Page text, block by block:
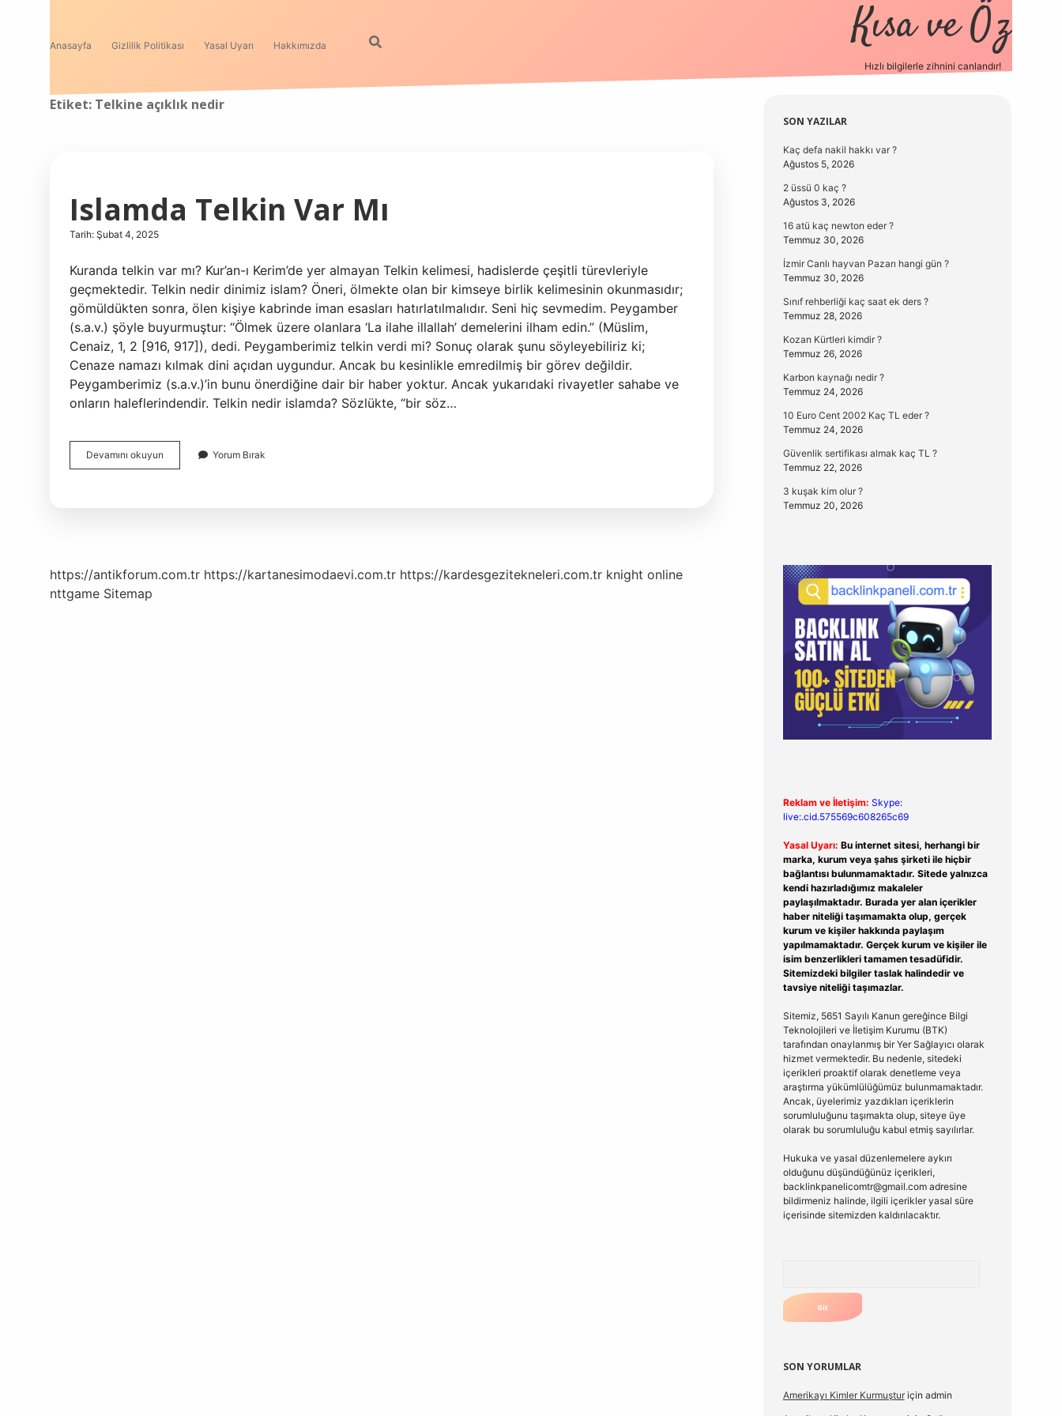
Anasayfa Gizlilik Politikası Yasal Uyarı Hakkımızda Kısa ve Öz
Hızlı bilgilerle zihnini canlandır!
Etiket: Telkine açıklık nedir
Islamda Telkin Var Mı
Tarih: Şubat 4, 2025
Kuranda telkin var mı? Kur’an-ı Kerim’de yer almayan Telkin kelimesi, hadislerde çeşitli türevleriyle
geçmektedir. Telkin nedir dinimiz islam? Öneri, ölmekte olan bir kimseye birlik kelimesinin okunmasıdır;
gömüldükten sonra, ölen kişiye kabrinde iman esasları hatırlatılmalıdır. Seni hiç sevmedim. Peygamber
(s.a.v.) şöyle buyurmuştur: “Ölmek üzere olanlara ‘La ilahe illallah’ demelerini ilham edin.” (Müslim,
Cenaiz, 1, 2 [916, 917]), dedi. Peygamberimiz telkin verdi mi? Sonuç olarak şunu söyleyebiliriz ki;
Cenaze namazı kılmak dini açıdan uygundur. Ancak bu kesinlikle emredilmiş bir görev değildir.
Peygamberimiz (s.a.v.)’in bunu önerdiğine dair bir haber yoktur. Ancak yukarıdaki rivayetler sahabe ve
onların haleflerindendir. Telkin nedir islamda? Sözlükte, “bir söz…
Devamını okuyun
Telkin
Yorum Bırak
https://antikforum.com.tr https://kartanesimodaevi.com.tr https://kardesgezitekneleri.com.tr knight online
nttgame Sitemap
Sidebar
SON YAZILAR
Kaç defa nakil hakkı var ?
Ağustos 5, 2026
2 üssü 0 kaç ?
Ağustos 3, 2026
16 atü kaç newton eder ?
Temmuz 30, 2026
İzmir Canlı hayvan Pazarı hangi gün ?
Temmuz 30, 2026
Sınıf rehberliği kaç saat ek ders ?
Temmuz 28, 2026
Kozan Kürtleri kimdir ?
Temmuz 26, 2026
Karbon kaynağı nedir ?
Temmuz 24, 2026
10 Euro Cent 2002 Kaç TL eder ?
Temmuz 24, 2026
Güvenlik sertifikası almak kaç TL ?
Temmuz 22, 2026
3 kuşak kim olur ?
Temmuz 20, 2026
Reklam ve İletişim: Skype:
live:.cid.575569c608265c69
Yasal Uyarı: Bu internet sitesi, herhangi bir
marka, kurum veya şahıs şirketi ile hiçbir
bağlantısı bulunmamaktadır. Sitede yalnızca
kendi hazırladığımız makaleler
paylaşılmaktadır. Burada yer alan içerikler
haber niteliği taşımamakta olup, gerçek
kurum ve kişiler hakkında paylaşım
yapılmamaktadır. Gerçek kurum ve kişiler ile
isim benzerlikleri tamamen tesadüfidir.
Sitemizdeki bilgiler taslak halindedir ve
tavsiye niteliği taşımazlar.
Sitemiz, 5651 Sayılı Kanun gereğince Bilgi
Teknolojileri ve İletişim Kurumu (BTK)
tarafından onaylanmış bir Yer Sağlayıcı olarak
hizmet vermektedir. Bu nedenle, sitedeki
içerikleri proaktif olarak denetleme veya
araştırma yükümlülüğümüz bulunmamaktadır.
Ancak, üyelerimiz yazdıkları içeriklerin
sorumluluğunu taşımakta olup, siteye üye
olarak bu sorumluluğu kabul etmiş sayılırlar.
Hukuka ve yasal düzenlemelere aykırı
olduğunu düşündüğünüz içerikleri,
backlinkpanelicomtr@gmail.comadresine
bildirmeniz halinde, ilgili içerikler yasal süre
içerisinde sitemizden kaldırılacaktır.
SON YORUMLAR
Amerikayı Kimler Kurmuşturiçin admin